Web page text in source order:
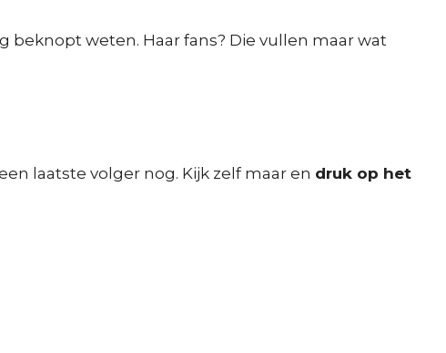
beknopt weten. Haar fans? Die vullen maar wat
laatste volger nog. Kijk zelf maar en druk op het